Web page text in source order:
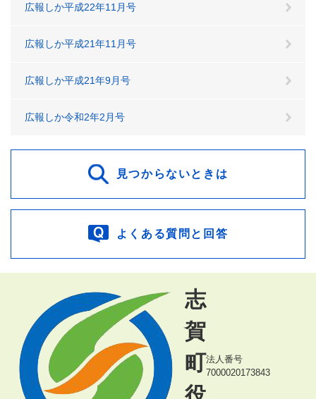
広報しか平成22年11月号
広報しか平成21年11月号
広報しか平成21年9月号
広報しか令和2年2月号
見つからないときは
よくある質問と回答
志
賀
町法人番号
7000020173843